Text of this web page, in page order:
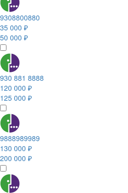
9308800880
35 000 ₽
50 000 ₽
930 881 8888
120 000 ₽
125 000 ₽
9888989989
130 000 ₽
200 000 ₽